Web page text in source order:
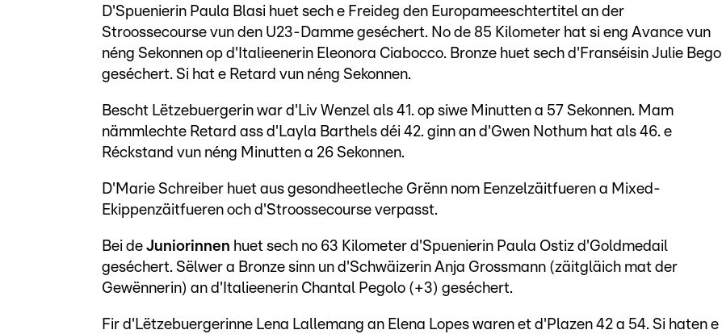
D'Spuenierin Paula Blasi huet sech e Freideg den Europameeschtertitel an der
Stroossecourse vun den U23-Damme geséchert. No de 85 Kilometer hat si eng Avance vun
néng Sekonnen op d'Italieenerin Eleonora Ciabocco. Bronze huet sech d'Franséisin Julie Bego
geséchert. Si hat e Retard vun néng Sekonnen.
Bescht Lëtzebuergerin war d'Liv Wenzel als 41. op siwe Minutten a 57 Sekonnen. Mam
nämmlechte Retard ass d'Layla Barthels déi 42. ginn an d'Gwen Nothum hat als 46. e
Réckstand vun néng Minutten a 26 Sekonnen.
D'Marie Schreiber huet aus gesondheetleche Grënn nom Eenzelzäitfueren a Mixed-
Ekippenzäitfueren och d'Stroossecourse verpasst.
Bei de Juniorinnen huet sech no 63 Kilometer d'Spuenierin Paula Ostiz d'Goldmedail
geséchert. Sëlwer a Bronze sinn un d'Schwäizerin Anja Grossmann (zäitgläich mat der
Gewënnerin) an d'Italieenerin Chantal Pegolo (+3) geséchert.
Fir d'Lëtzebuergerinne Lena Lallemang an Elena Lopes waren et d'Plazen 42 a 54. Si haten e